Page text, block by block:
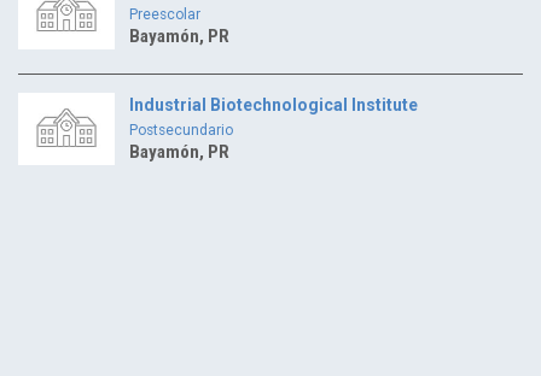
Preescolar
Bayamón, PR
Industrial Biotechnological Institute
Postsecundario
Bayamón, PR